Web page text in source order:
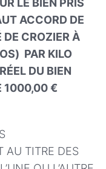
LE BIEN PRIS
ACCORD DE
CROZIER À
PAR KILO
DU BIEN
1000,00 €
AU TITRE DES